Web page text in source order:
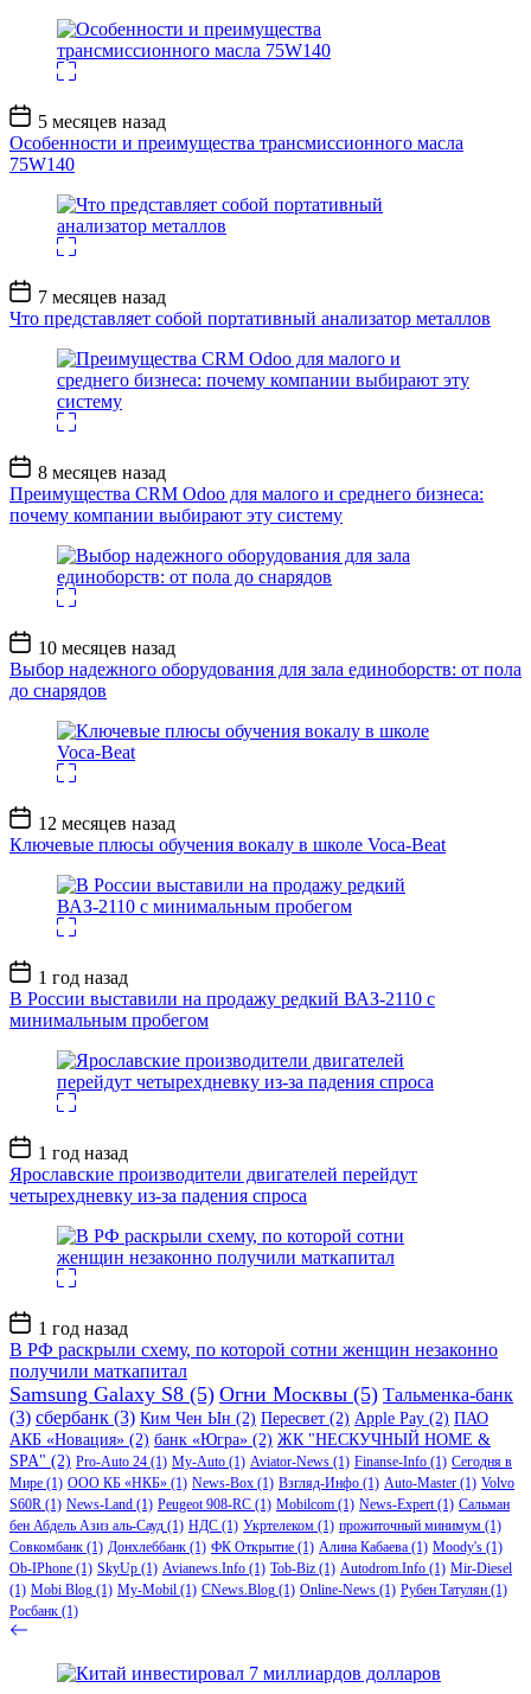
Дата
записи
5 месяцев назад
Особенности и преимущества трансмиссионного масла
75W140
Дата
записи
7 месяцев назад
Что представляет собой портативный анализатор металлов
Дата
записи
8 месяцев назад
Преимущества CRM Odoo для малого и среднего бизнеса:
почему компании выбирают эту систему
Дата
записи
10 месяцев назад
Выбор надежного оборудования для зала единоборств: от пола
до снарядов
Дата
записи
12 месяцев назад
Ключевые плюсы обучения вокалу в школе Voca-Beat
Дата
записи
1 год назад
В России выставили на продажу редкий ВАЗ-2110 с
минимальным пробегом
Дата
записи
1 год назад
Ярославские производители двигателей перейдут
четырехдневку из-за падения спроса
Дата
записи
1 год назад
В РФ раскрыли схему, по которой сотни женщин незаконно
получили маткапитал
Samsung Galaxy S8 (5) Огни Москвы (5) Тальменка-банк
(3) сбербанк (3) Ким Чен Ын (2) Пересвет (2) Apple Pay (2) ПАО
АКБ «Новация» (2) банк «Югра» (2) ЖК "НЕСКУЧНЫЙ HOME &
SPA" (2) Pro-Auto 24 (1) My-Auto (1) Aviator-News (1) Finanse-Info (1) Сегодня в
Мире (1) ООО КБ «НКБ» (1) News-Box (1) Взгляд-Инфо (1) Auto-Master (1) Volvo
S60R (1) News-Land (1) Peugeot 908-RC (1) Mobilcom (1) News-Expert(1) Сальман
бен Абдель Азиз аль-Сауд (1) НДС (1) Укртелеком (1) прожиточный минимум (1)
Совкомбанк (1) Донхлеббанк (1) ФК Открытие (1) Алина Кабаева (1) Moody's (1)
Ob-IPhone (1) SkyUp (1) Avianews.Info (1) Tob-Biz (1) Autodrom.Info (1) Mir-Diesel
(1) Mobi Blog (1) My-Mobil (1) CNews.Blog (1) Online-News (1) Рубен Татулян (1)
Росбанк (1)